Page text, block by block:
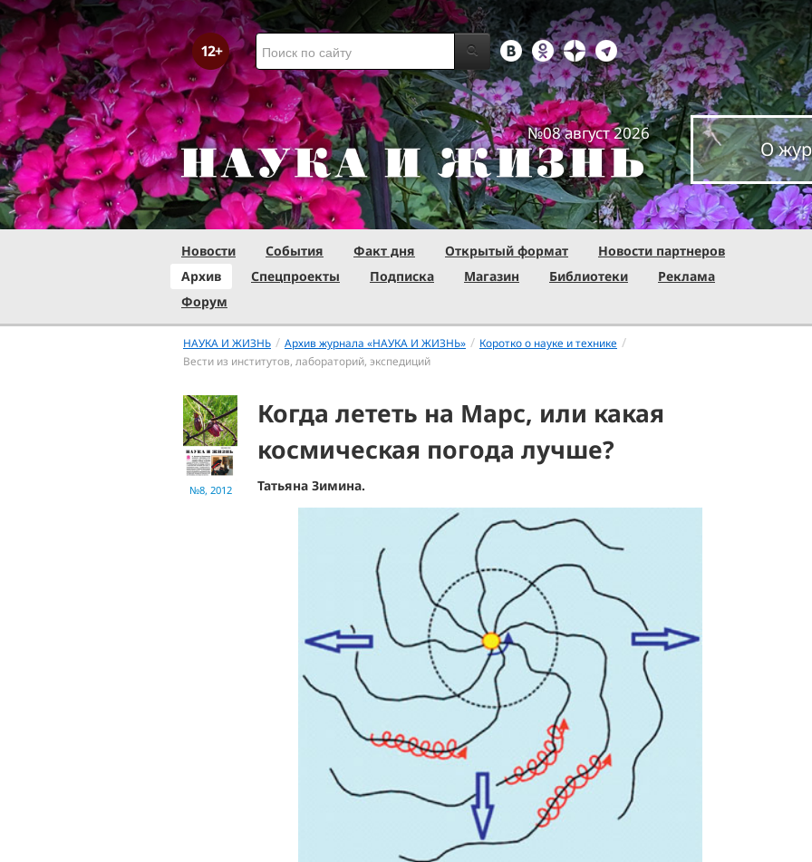
№08 август 2026
О
Новости События Факт дня Открытый формат
Новости партнеров
Архив
Спецпроекты Подписка Магазин Библиотеки
Реклама
Форум
НАУКА И ЖИЗНЬ / Архив журнала «НАУКА И ЖИЗНЬ» / Коротко о науке и технике /
Вести из институтов, лабораторий, экспедиций
№8, 2012
Когда лететь на Марс, или какая
космическая погода лучше?
Татьяна Зимина.